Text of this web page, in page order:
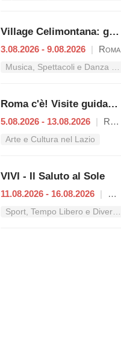
Village Celimontana: gli appuntamenti dal 3 al 9 agosto
3.08.2026 - 9.08.2026 | Roma
Musica, Spettacoli e Danza nel Lazio
Roma c'è! Visite guidate (anche per bambini) dal 5 al 13 agosto 2026
5.08.2026 - 13.08.2026 | Roma
Arte e Cultura nel Lazio
VIVI - Il Saluto al Sole
11.08.2026 - 16.08.2026 |
Sport, Tempo Libero e Divertimento nel Lazio